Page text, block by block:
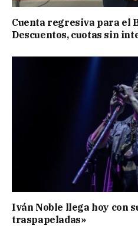
Cuenta regresiva para el
Descuentos, cuotas sin
Iván Noble llega hoy con
traspapeladas»